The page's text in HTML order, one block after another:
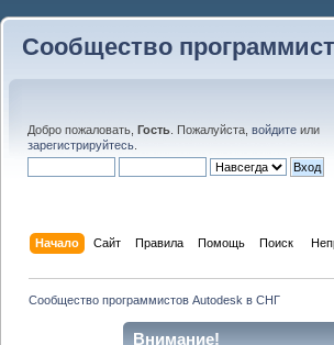
Сообщество
Добро пожаловать, Гость . Пожалуйста, войдите или
зарегистрируйтесь
Начало Сайт Правила Помощь Поиск
Сообщество программистов Autodesk в СНГ
Внимание!